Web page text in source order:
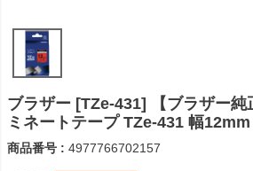
ブラザー [TZe-431] 【ブラザー純
ミネートテープ TZe-431 幅
商品番号 4977766702157